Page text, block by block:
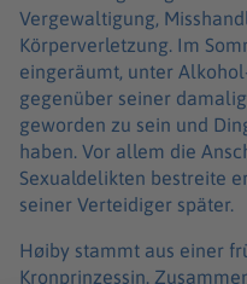
Vergewaltigung,
Körperverletzung. Im
eingeräumt, unter
gegenüber seiner
geworden zu sein und
haben. Vor allem die
Sexualdelikten bestreite
seiner Verteidiger später.
Høiby stammt aus einer
Kronprinzessin.